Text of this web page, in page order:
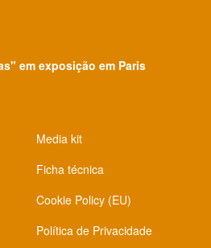
em exposição em Paris
Media kit
Ficha técnica
Cookie Policy (EU)
Política de Privacidade